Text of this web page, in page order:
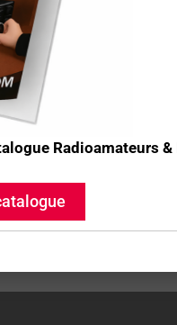
Disponible
Radioamateurs &